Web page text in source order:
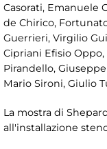
Casorati, Emanuele
de Chirico,
Guerrieri, Virgilio
Cipriani Efisio Oppo,
Pirandello,
Mario Sironi, Giulio
La mostra di
all'installazione